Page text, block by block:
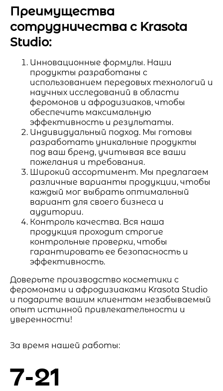
Преимущества
сотрудничества с Krasota
Studio:
Инновационные формулы. Наши
продукты разработаны с
использованием передовых технологий и
научных исследований в области
феромонов и афродизиаков, чтобы
обеспечить максимальную
эффективность и результаты.
Индивидуальный подход. Мы готовы
разработать уникальные продукты
под ваш бренд, учитывая все ваши
пожелания и требования.
Широкий ассортимент. Мы предлагаем
различные варианты продукции, чтобы
каждый мог выбрать оптимальный
вариант для своего бизнеса и
аудитории.
Контроль качества. Вся наша
продукция проходит строгие
контрольные проверки, чтобы
гарантировать ее безопасность и
эффективность.
Доверьте производство косметики с
феромонами и афродизиаками Krasota Studio
и подарите вашим клиентам незабываемый
опыт истинной привлекательности и
уверенности!
За время нашей работы:
7-21